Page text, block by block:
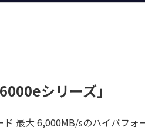
シリーズ」
最大 6,000MB/sのハイパフォ